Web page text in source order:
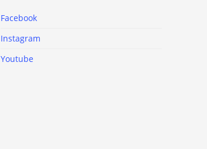
Facebook
Instagram
Youtube